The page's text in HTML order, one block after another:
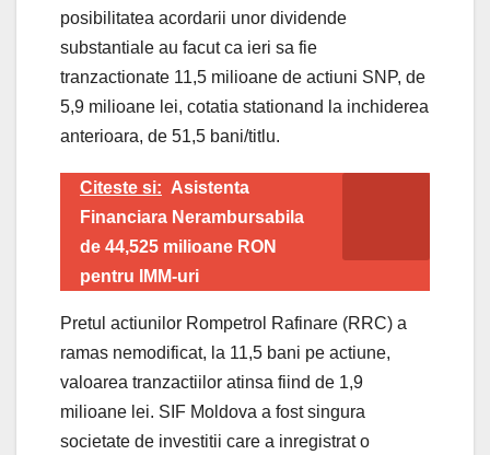
posibilitatea acordarii unor dividende
substantiale au facut ca ieri sa fie
tranzactionate 11,5 milioane de actiuni SNP, de
5,9 milioane lei, cotatia stationand la inchiderea
anterioara, de 51,5 bani/titlu.
Citeste si: Asistenta
Financiara Nerambursabila
de 44,525 milioane RON
pentru IMM-uri
Pretul actiunilor Rompetrol Rafinare (RRC) a
ramas nemodificat, la 11,5 bani pe actiune,
valoarea tranzactiilor atinsa fiind de 1,9
milioane lei. SIF Moldova a fost singura
societate de investitii care a inregistrat o